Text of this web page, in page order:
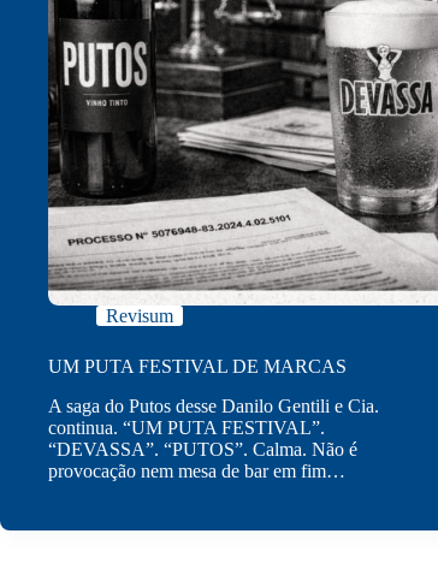
Revisum
UM PUTA FESTIVAL DE MARCAS
A saga do Putos desse Danilo Gentili e Cia.
continua. “UM PUTA FESTIVAL”.
“DEVASSA”. “PUTOS”. Calma. Não é
provocação nem mesa de bar em fim…